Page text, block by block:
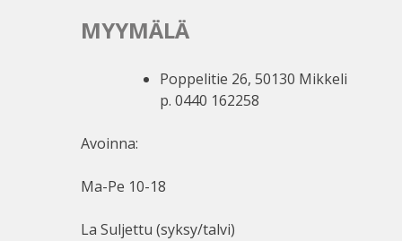
MYYMÄLÄ
Poppelitie 26, 50130 Mikkeli
p. 0440 162258
Avoinna:
Ma-Pe 10-18
La Suljettu (syksy/talvi)